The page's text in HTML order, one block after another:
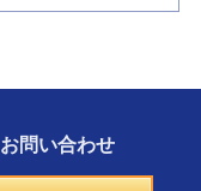
お問い合わせ